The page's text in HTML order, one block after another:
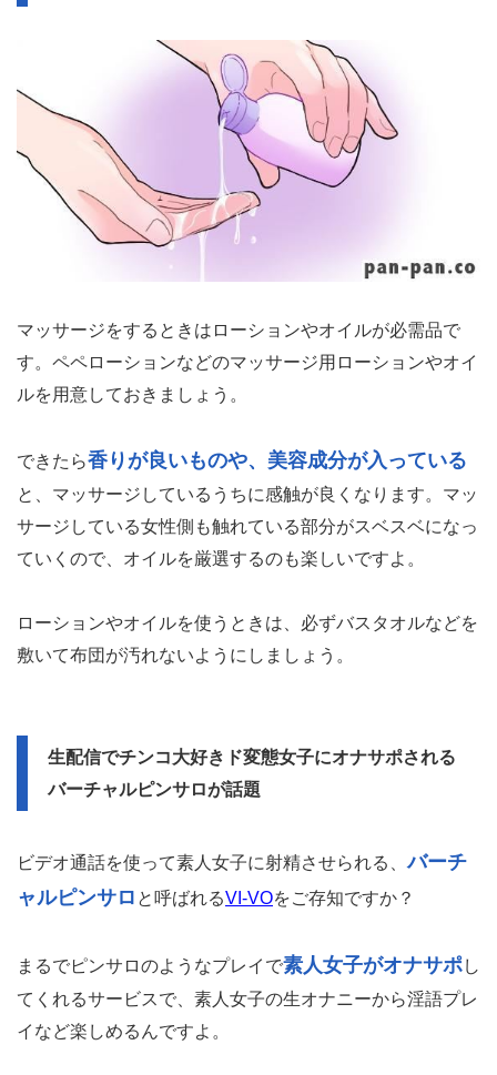
マッサージをするときはローションやオイルが必需品で
す。ペペローションなどのマッサージ用ローションやオイ
ルを用意しておきましょう。
できたら香りが良いものや、美容成分が入っている
と、マッサージしているうちに感触が良くなります。マッ
サージしている女性側も触れている部分がスベスベになっ
ていくので、オイルを厳選するのも楽しいですよ。
ローションやオイルを使うときは、必ずバスタオルなどを
敷いて布団が汚れないようにしましょう。
生配信でチンコ大好きド変態女子にオナサポされる
バーチャルピンサロが話題
ビデオ通話を使って素人女子に射精させられる、バーチ
ャルピンサロ と呼ばれるVI-VOをご存知ですか？
まるでピンサロのようなプレイで素人女子がオナサポし
てくれるサービスで、素人女子の生オナニーから淫語プレ
イなど楽しめるんですよ。